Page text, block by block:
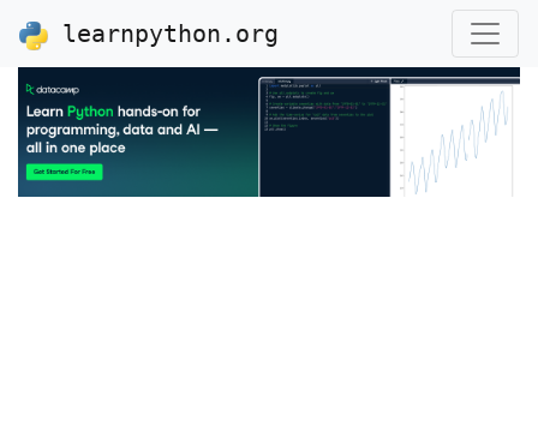
learnpython.org